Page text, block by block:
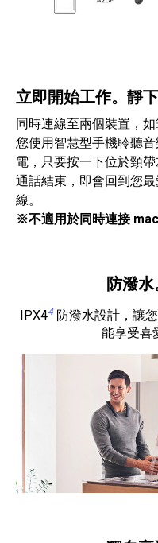
立即開始工作。靜
同時連線至兩個裝置，
您使用智慧型手機聆聽
電，只要按一下位於頸
通話結束，即會回到您
線。
※不適用於同時連接
防潑水
IPX44 防潑水設計，讓
能享受喜